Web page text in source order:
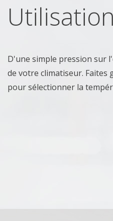
D'une simple pression sur
de votre climatiseur. Faites
pour sélectionner la